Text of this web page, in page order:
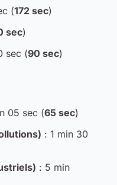
(172 sec)
sec)
sec (90 sec)
05 sec (65 sec)
: 1 min 30
: 5 min